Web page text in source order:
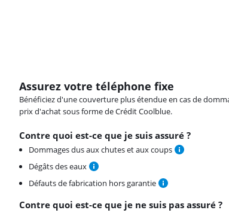
Assurez votre téléphone fixe
Bénéficiez d'une couverture plus étendue en cas de
prix d'achat sous forme de Crédit Coolblue.
Contre quoi est-ce que je suis assuré ?
Dommages dus aux chutes et aux coups
Dégâts des eaux
Défauts de fabrication hors garantie
Contre quoi est-ce que je ne suis pas assuré ?